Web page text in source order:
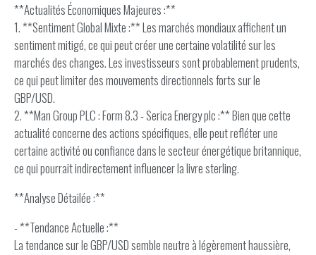
**Actualités Économiques Majeures :**
1. **Sentiment Global Mixte :** Les marchés mondiaux affichent un
sentiment mitigé, ce qui peut créer une certaine volatilité sur les
marchés des changes. Les investisseurs sont probablement prudents,
ce qui peut limiter des mouvements directionnels forts sur le
GBP/USD.
2. **Man Group PLC : Form 8.3 - Serica Energy plc :** Bien que cette
actualité concerne des actions spécifiques, elle peut refléter une
certaine activité ou confiance dans le secteur énergétique britannique,
ce qui pourrait indirectement influencer la livre sterling.
**Analyse Détailée :**
- **Tendance Actuelle :**
La tendance sur le GBP/USD semble neutre à légèrement haussière,